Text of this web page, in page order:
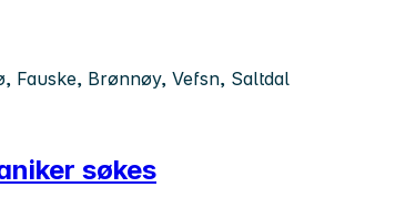
Fauske, Brønnøy, Vefsn, Saltdal
søkes